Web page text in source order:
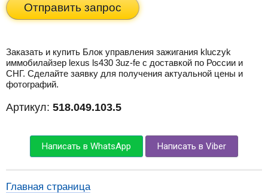
Отправить запрос
Заказать и купить Блок управления зажигания kluczyk
иммобилайзер lexus ls430 3uz-fe с доставкой по России и
СНГ. Сделайте заявку для получения актуальной цены и
фотографий.
Артикул: 518.049.103.5
Написать в WhatsApp Написать в Viber
Главная страница